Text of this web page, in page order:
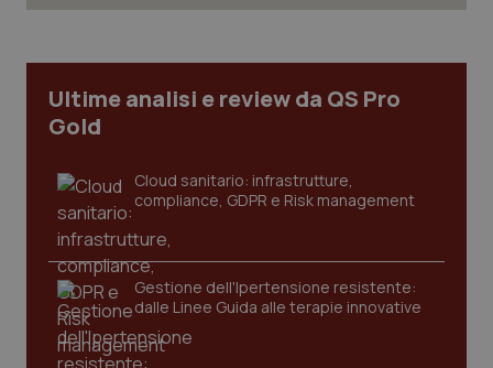
Ultime analisi e review da QS Pro
Gold
Cloud sanitario: infrastrutture,
compliance, GDPR e Risk management
Gestione dell'Ipertensione resistente:
dalle Linee Guida alle terapie innovative
Necessari Statistici Marketing
sito web abilitandone funzionalità di base quali la
protette del sito. Il sito web non è in grado di
funzionare correttamente senza questi cookie.
VISITOR_PRIVACY_METADATA
YouTube
.youtube.com